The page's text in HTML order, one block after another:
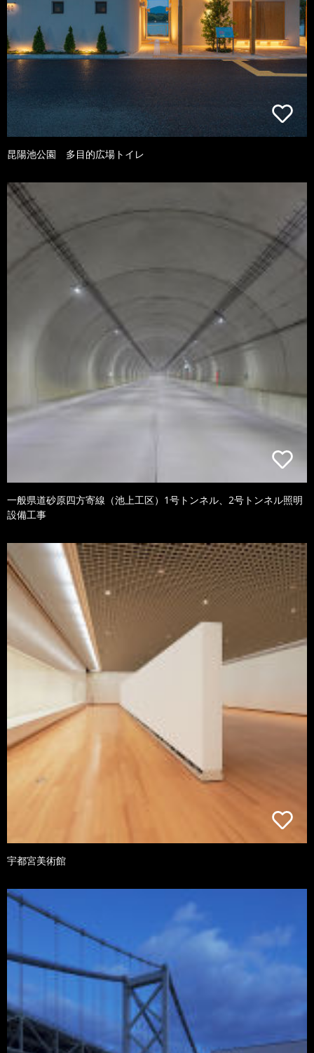
昆陽池公園 多目的広場トイレ
一般県道砂原四方寄線（池上工区）1号トンネル、2号トンネル照明
設備工事
宇都宮美術館